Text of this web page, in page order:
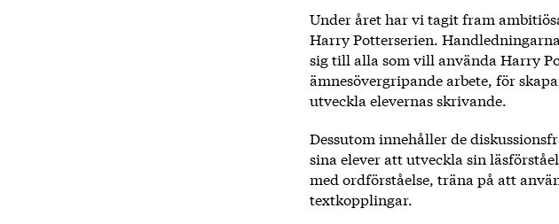
Under året har vi tagit fram
Harry Potterserien.
sig till alla som vill använda Harry
ämnesövergripande arbete, för
utveckla elevernas skrivande.
Dessutom innehåller de
sina elever att utveckla sin
med ordförståelse, träna på att
textkopplingar.